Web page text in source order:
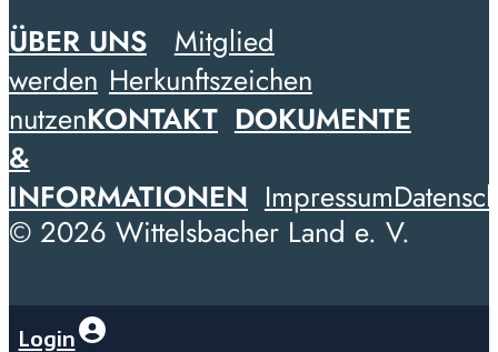
ÜBER UNS
Mitglied
werden Herkunftszeichen
nutzenKONTAKT DOKUMENTE
&
INFORMATIONEN Impressum
© 2026 Wittelsbacher Land e. V.
Login